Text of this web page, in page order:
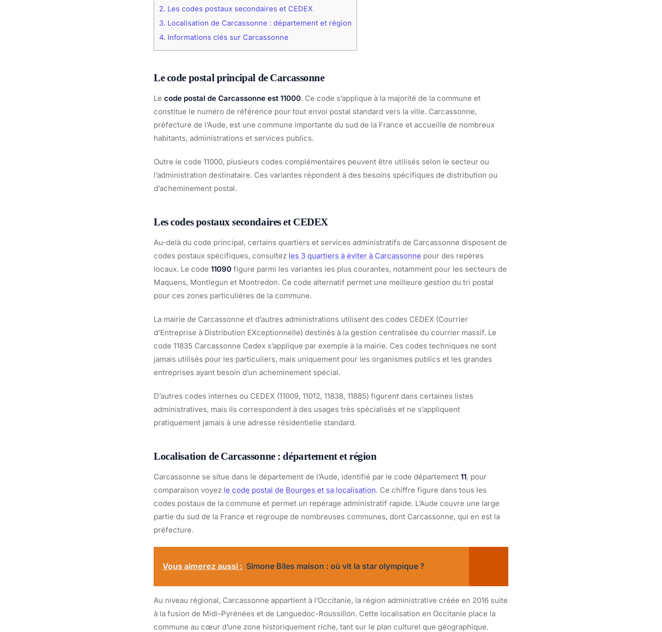
2. Les codes postaux secondaires et CEDEX
3. Localisation de Carcassonne : département et région
4. Informations clés sur Carcassonne
Le code postal principal de Carcassonne
Le code postal de Carcassonne est 11000. Ce code s’applique à la majorité de la commune et
constitue le numéro de référence pour tout envoi postal standard vers la ville. Carcassonne,
préfecture de l’Aude, est une commune importante du sud de la France et accueille de nombreux
habitants, administrations et services publics.
Outre le code 11000, plusieurs codes complémentaires peuvent être utilisés selon le secteur ou
l’administration destinataire. Ces variantes répondent à des besoins spécifiques de distribution ou
d’acheminement postal.
Les codes postaux secondaires et CEDEX
Au-delà du code principal, certains quartiers et services administratifs de Carcassonne disposent de
codes postaux spécifiques, consultez les 3 quartiers à éviter à Carcassonne pour des repères
locaux. Le code 11090 figure parmi les variantes les plus courantes, notamment pour les secteurs de
Maquens, Montlegun et Montredon. Ce code alternatif permet une meilleure gestion du tri postal
pour ces zones particulières de la commune.
La mairie de Carcassonne et d’autres administrations utilisent des codes CEDEX (Courrier
d’Entreprise à Distribution EXceptionnelle) destinés à la gestion centralisée du courrier massif. Le
code 11835 Carcassonne Cedex s’applique par exemple à la mairie. Ces codes techniques ne sont
jamais utilisés pour les particuliers, mais uniquement pour les organismes publics et les grandes
entreprises ayant besoin d’un acheminement spécial.
D’autres codes internes ou CEDEX (11009, 11012, 11838, 11885) figurent dans certaines listes
administratives, mais ils correspondent à des usages très spécialisés et ne s’appliquent
pratiquement jamais à une adresse résidentielle standard.
Localisation de Carcassonne : département et région
Carcassonne se situe dans le département de l’Aude, identifié par le code département 11, pour
comparaison voyez le code postal de Bourges et sa localisation. Ce chiffre figure dans tous les
codes postaux de la commune et permet un repérage administratif rapide. L’Aude couvre une large
partie du sud de la France et regroupe de nombreuses communes, dont Carcassonne, qui en est la
préfecture.
Vous aimerez aussi : Simone Biles maison : où vit la star olympique ?
Au niveau régional, Carcassonne appartient à l’Occitanie, la région administrative créée en 2016 suite
à la fusion de Midi-Pyrénées et de Languedoc-Roussillon. Cette localisation en Occitanie place la
commune au cœur d’une zone historiquement riche, tant sur le plan culturel que géographique.